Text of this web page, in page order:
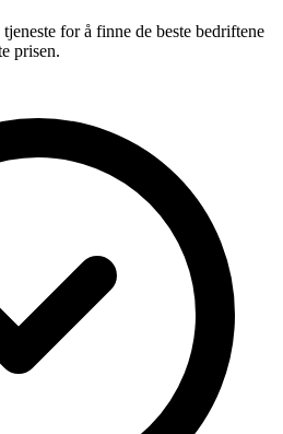
for å finne de beste bedriftene
prisen.